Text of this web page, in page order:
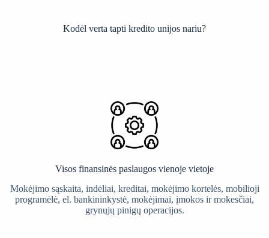
Kodėl verta tapti kredito unijos nariu?
Visos finansinės paslaugos vienoje vietoje
Mokėjimo sąskaita, indėliai, kreditai, mokėjimo kortelės, mobilioji
programėlė, el. bankininkystė, mokėjimai, įmokos ir mokesčiai,
grynųjų pinigų operacijos.